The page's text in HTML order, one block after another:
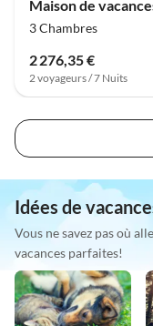
3 Chambres
2 276,35 €
2 voyageurs / 7 Nuits
Idées de
Vous ne savez pas où
vacances parfaites!